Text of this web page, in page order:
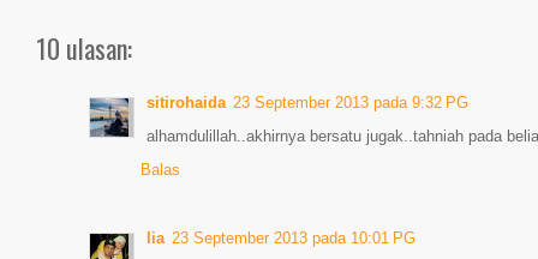
10 ulasan:
sitirohaida 23 September 2013 pada 9:32 PG
alhamdulillah..akhirnya bersatu jugak..tahniah pada
Balas
lia 23 September 2013 pada 10:01 PG